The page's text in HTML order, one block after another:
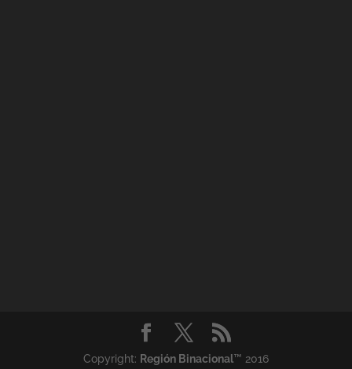
Copyright: Región Binacional™ 2016